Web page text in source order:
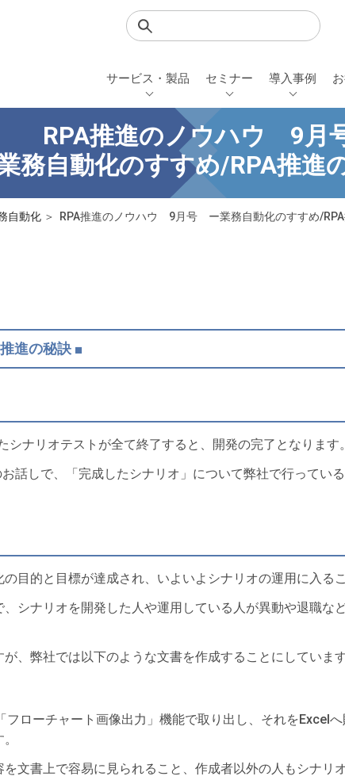
サービス・製品 セミナー 導入事例
RPA推進のノウハウ 9月
務自動化のすすめ/RPA推進
自動化 RPA推進のノウハウ 9月号 ー業務自動化のすすめ/RPA
進の秘訣 ■
シナリオテストが全て終了すると、開発の完了となります。
話しで、「完成したシナリオ」について弊社で行ってい
目的と目標が達成され、いよいよシナリオの運用に入る
シナリオを開発した人や運用している人が異動や退職な
、弊社では以下のような文書を作成することにしています
ローチャート画像出力」機能で取り出し、それをExcel
文書上で容易に見られること、作成者以外の人もシナリ